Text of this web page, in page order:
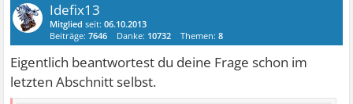
Idefix13
Mitglied seit:06.10.2013
Beiträge:7646 Danke: 10732 Themen:8
Eigentlich beantwortest du deine Frage schon im
letzten Abschnitt selbst.